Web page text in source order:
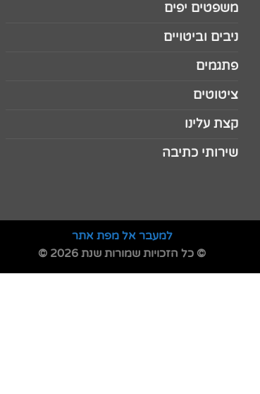
משפטים יפים
ניבים וביטויים
פתגמים
ציטוטים
קצת עלינו
שירותי כתיבה
למעבר אל מפת אתר
© כל הזכויות שמורות שנת 2026 ©